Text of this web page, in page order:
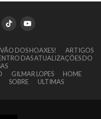
DOS HOAXES!
ARTIGOS
DAS ATUALIZAÇÕES DO
GILMAR LOPES
HOME
SOBRE ULTIMAS